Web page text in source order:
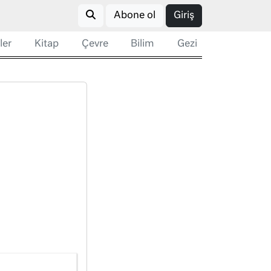
Abone ol Giriş
Kitap Çevre Bilim Gezi